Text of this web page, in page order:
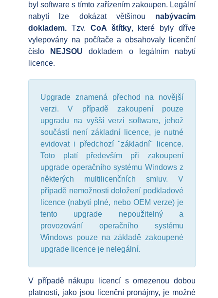
byl software s tímto zařízením zakoupen. Legální
nabytí lze dokázat většinou nabývacím
dokladem. Tzv. CoA štítky, které byly dříve
vylepovány na počítače a obsahovaly licenční
číslo
NEJSOU dokladem o legálním nabytí
licence.
Upgrade znamená přechod na novější
verzi. V případě zakoupení pouze
upgradu na vyšší verzi software, jehož
součástí není základní licence, je nutné
evidovat i předchozí "základní" licence.
Toto platí především při zakoupení
upgrade operačního systému Windows z
některých multilicenčních smluv. V
případě nemožnosti doložení podkladové
licence (nabytí plné, nebo OEM verze) je
tento upgrade nepoužitelný a
provozování operačního systému
Windows pouze na základě zakoupené
upgrade licence je nelegální.
V případě nákupu licencí s omezenou dobou
platnosti, jako jsou licenční pronájmy, je možné